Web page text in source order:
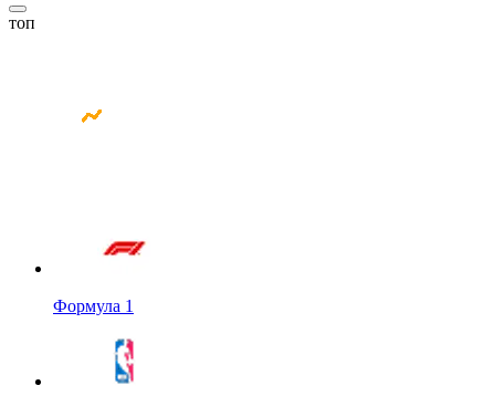
топ
Формула 1